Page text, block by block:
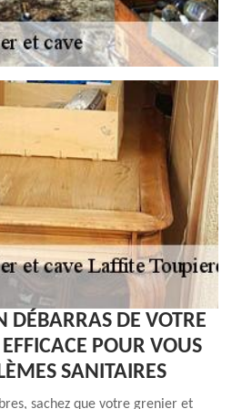
DÉBARRAS DE VOTRE
POUR VOUS
SANITAIRES
sachez que votre grenier et